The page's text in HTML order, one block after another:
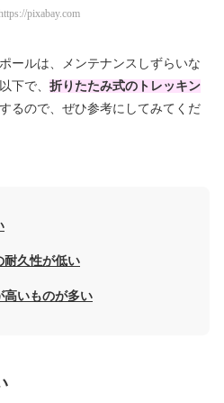
pixabay.com
ールは、メンテナンスしずらいな
下で、 折りたたみ式のトレッキン
するので、ぜひ参考にしてみてくだ
耐久性が低い
高いものが多い